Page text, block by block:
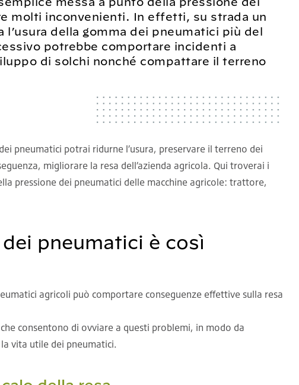
molti inconvenienti. In effetti, su strada un
della gomma dei pneumatici più del
potrebbe comportare incidenti a
di solchi nonché compattare il terreno
pneumatici potrai ridurne l’usura, preservare il terreno dei
migliorare la resa dell’azienda agricola. Qui troverai i
pressione dei pneumatici delle macchine agricole: trattore,
pneumatici è così
agricoli può comportare conseguenze effettive sulla resa
consentono di ovviare a questi problemi, in modo da
vita utile dei pneumatici.